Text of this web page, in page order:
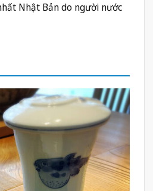
Nhật Bản do người nước